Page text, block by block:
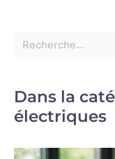
Dans la
électriques